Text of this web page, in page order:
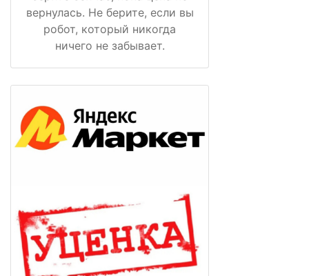
вернулась. Не берите, если вы
робот, который никогда
ничего не забывает.